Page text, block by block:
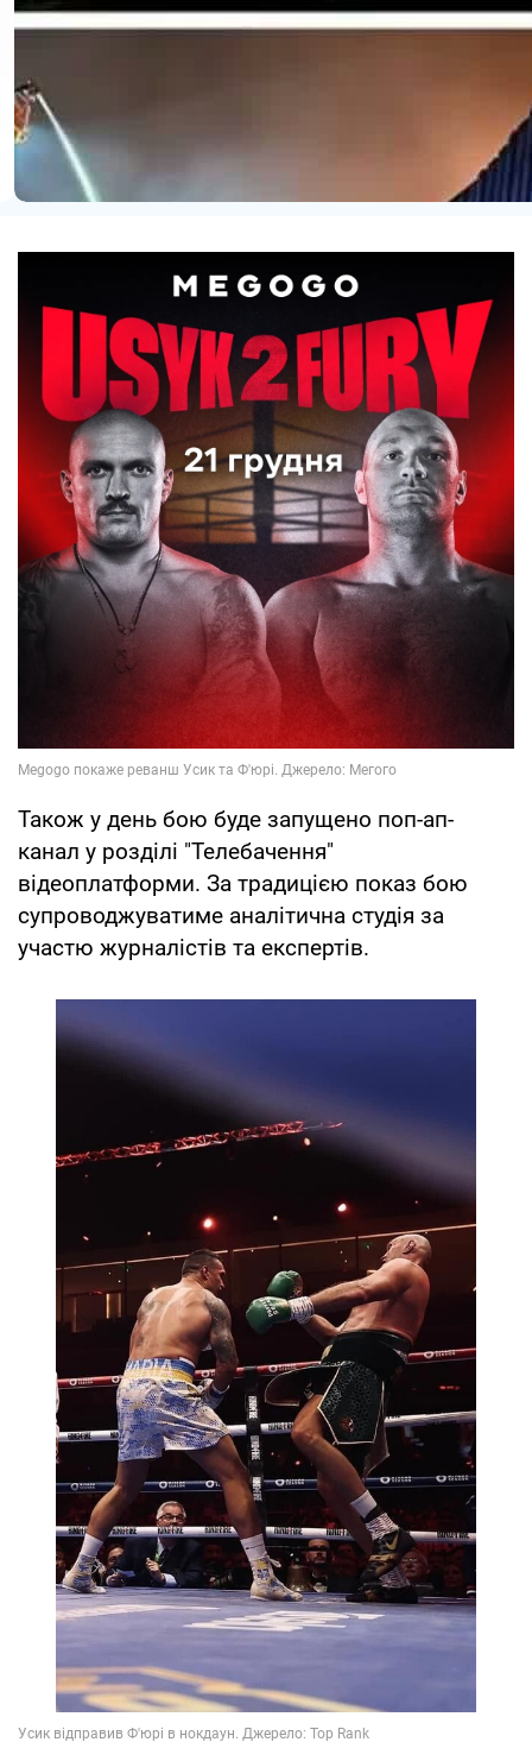
Також у день бою буде запущено поп-ап-
канал у розділі "Телебачення"
відеоплатформи. За традицією показ бою
супроводжуватиме аналітична студія за
участю журналістів та експертів.